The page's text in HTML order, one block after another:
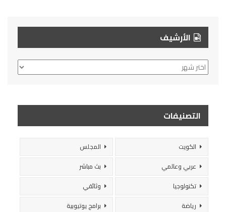
الأرشيف
الأرشيف
التصنيفات
الكويت
المجلس
عربي وعالمي
بث مباشر
تكنولوجيا
وثائقي
رياضة
برامج يوتيوبية